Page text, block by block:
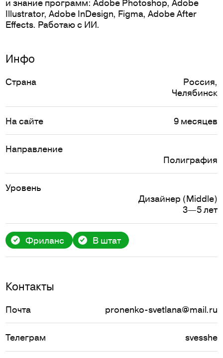
Инфо
Страна Россия,
Челябинск
На сайте 9 месяцев
Направление
Полиграфия
Уровень
Дизайнер (Middle)
3—5 лет
Фриланс В штат
Контакты
Почта pronenko-svetlana@mail.ru
Телеграм svesshe
Illustrator, Adobe InDesign, Figma, Adobe After
Effects. Работаю с ИИ.